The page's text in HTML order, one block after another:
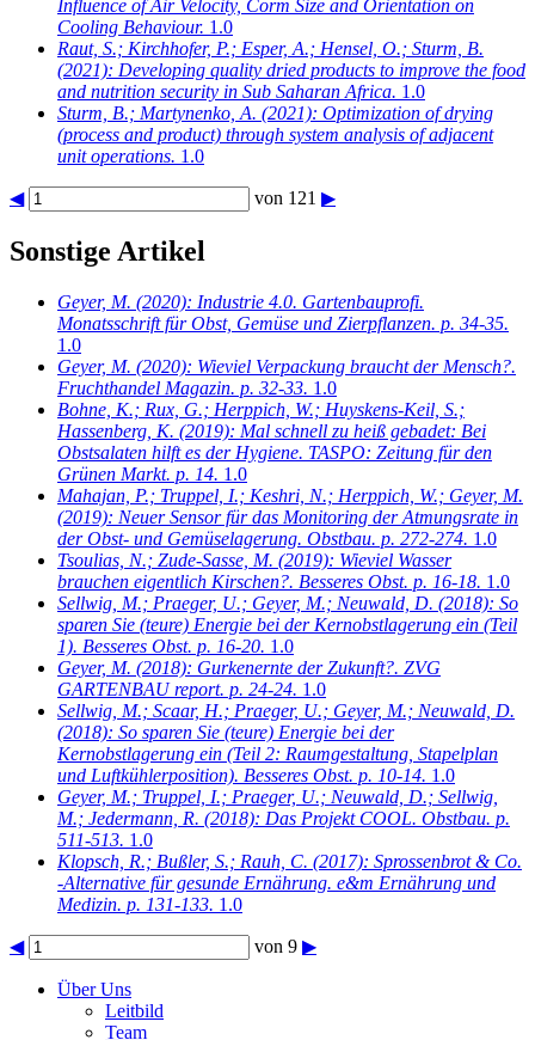
Influence of Air Velocity, Corm Size and Orientation on
Cooling Behaviour. 1.0
Raut, S.; Kirchhofer, P.; Esper, A.; Hensel, O.; Sturm, B.
(2021): Developing quality dried products to improve the food
and nutrition security in Sub Saharan Africa. 1.0
Sturm, B.; Martynenko, A. (2021): Optimization of drying
(process and product) through system analysis of adjacent
unit operations. 1.0
◀ von 121 ▶
Sonstige Artikel
Geyer, M. (2020): Industrie 4.0. Gartenbauprofi.
Monatsschrift für Obst, Gemüse und Zierpflanzen. p. 34-35.
1.0
Geyer, M. (2020): Wieviel Verpackung braucht der Mensch?.
Fruchthandel Magazin. p. 32-33. 1.0
Bohne, K.; Rux, G.; Herppich, W.; Huyskens-Keil, S.;
Hassenberg, K. (2019): Mal schnell zu heiß gebadet: Bei
Obstsalaten hilft es der Hygiene. TASPO: Zeitung für den
Grünen Markt. p. 14. 1.0
Mahajan, P.; Truppel, I.; Keshri, N.; Herppich, W.; Geyer, M.
(2019): Neuer Sensor für das Monitoring der Atmungsrate in
der Obst- und Gemüselagerung. Obstbau. p. 272-274. 1.0
Tsoulias, N.; Zude-Sasse, M. (2019): Wieviel Wasser
brauchen eigentlich Kirschen?. Besseres Obst. p. 16-18. 1.0
Sellwig, M.; Praeger, U.; Geyer, M.; Neuwald, D. (2018): So
sparen Sie (teure) Energie bei der Kernobstlagerung ein (Teil
1). Besseres Obst. p. 16-20. 1.0
Geyer, M. (2018): Gurkenernte der Zukunft?. ZVG
GARTENBAU report. p. 24-24. 1.0
Sellwig, M.; Scaar, H.; Praeger, U.; Geyer, M.; Neuwald, D.
(2018): So sparen Sie (teure) Energie bei der
Kernobstlagerung ein (Teil 2: Raumgestaltung, Stapelplan
und Luftkühlerposition). Besseres Obst. p. 10-14. 1.0
Geyer, M.; Truppel, I.; Praeger, U.; Neuwald, D.; Sellwig,
M.; Jedermann, R. (2018): Das Projekt COOL. Obstbau. p.
511-513. 1.0
Klopsch, R.; Bußler, S.; Rauh, C. (2017): Sprossenbrot & Co.
-Alternative für gesunde Ernährung. e&m Ernährung und
Medizin. p. 131-133. 1.0
◀ von 9 ▶
Über Uns
Leitbild
Team